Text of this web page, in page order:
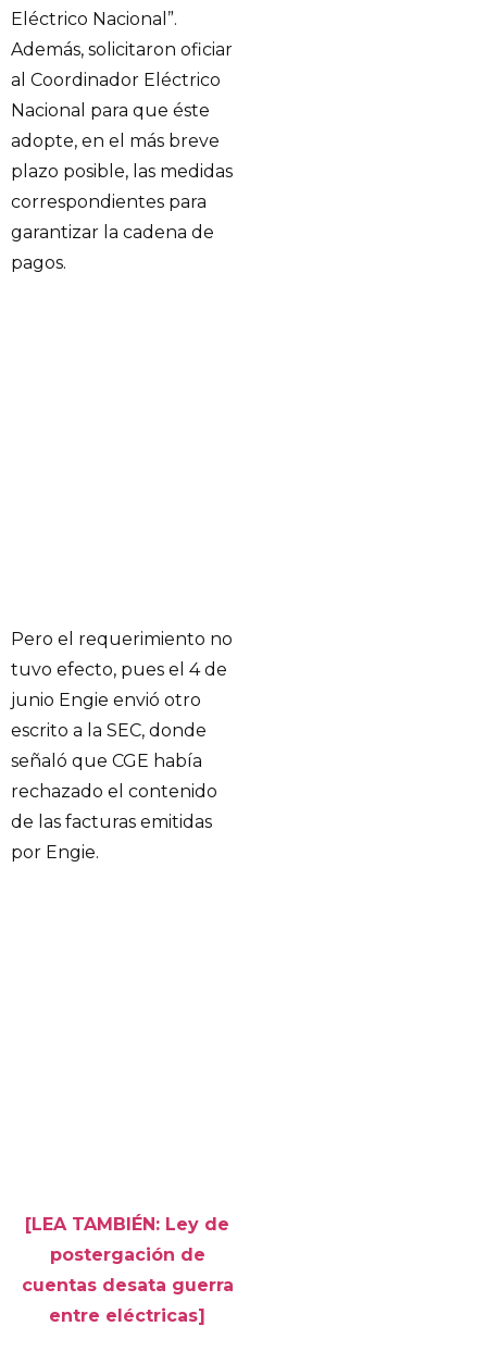
Eléctrico Nacional”.
Además, solicitaron oficiar
al Coordinador Eléctrico
Nacional para que éste
adopte, en el más breve
plazo posible, las medidas
correspondientes para
garantizar la cadena de
pagos.
Pero el requerimiento no
tuvo efecto, pues el 4 de
junio Engie envió otro
escrito a la SEC, donde
señaló que CGE había
rechazado el contenido
de las facturas emitidas
por Engie.
[LEA TAMBIÉN: Ley de
postergación de
cuentas desata guerra
entre eléctricas]